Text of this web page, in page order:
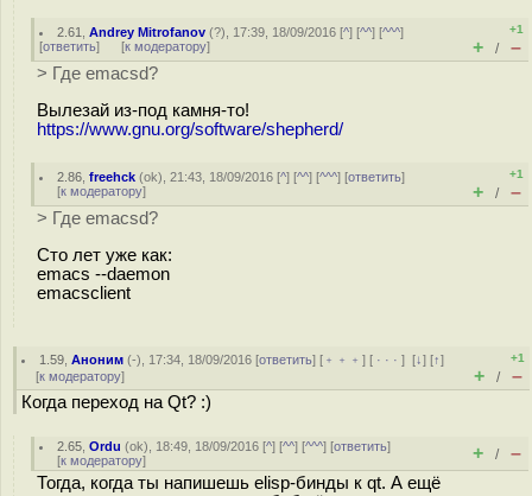
2.61 ,Andrey Mitrofanov (?), 17:39, 18/09/2016 [^] [^^] [^^^]
[ответить] [к модератору]
+1
+ / –
> Где emacsd?
Вылезай из-под камня-то!
https://www.gnu.org/software/shepherd/
2.86 ,freehck (ok), 21:43, 18/09/2016 [^] [^^] [^^^] [ответить]
[к модератору]
+1
+ / –
> Где emacsd?
Сто лет уже как:
emacs --daemon
emacsclient
1.59 ,Аноним (-), 17:34, 18/09/2016 [ответить] [ ﹢﹢﹢] [ · · ·][↓] [↑]
[к модератору]
+1
+ / –
Когда переход на Qt? :)
2.65 ,Ordu (ok), 18:49, 18/09/2016 [^] [^^] [^^^] [ответить]
[к модератору] + / –
Тогда, когда ты напишешь elisp-бинды к qt. А ещё